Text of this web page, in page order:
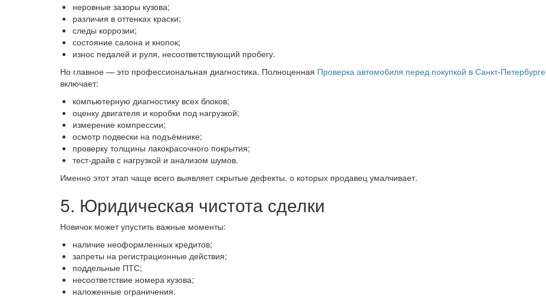
неровные зазоры кузова;
различия в оттенках краски;
следы коррозии;
состояние салона и кнопок;
износ педалей и руля, несоответствующий пробегу.
Но главное — это профессиональная диагностика. Полноценная Проверка автомобиля перед покупкой в Санкт-Петербурге
включает:
компьютерную диагностику всех блоков;
оценку двигателя и коробки под нагрузкой;
измерение компрессии;
осмотр подвески на подъёмнике;
проверку толщины лакокрасочного покрытия;
тест-драйв с нагрузкой и анализом шумов.
Именно этот этап чаще всего выявляет скрытые дефекты, о которых продавец умалчивает.
5. Юридическая чистота сделки
Новичок может упустить важные моменты:
наличие неоформленных кредитов;
запреты на регистрационные действия;
поддельные ПТС;
несоответствие номера кузова;
наложенные ограничения.